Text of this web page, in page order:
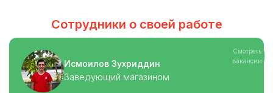
Смотреть
вакансии
Сотрудники о своей работе
Исмоилов Зухриддин
Заведующий магазином